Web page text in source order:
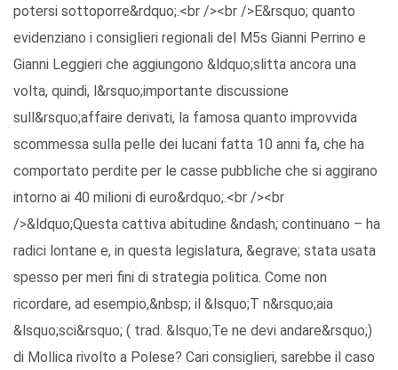
potersi sottoporre&rdquo;.<br /><br />E&rsquo; quanto
evidenziano i consiglieri regionali del M5s Gianni Perrino e
Gianni Leggieri che aggiungono &ldquo;slitta ancora una
volta, quindi, l&rsquo;importante discussione
sull&rsquo;affaire derivati, la famosa quanto improvvida
scommessa sulla pelle dei lucani fatta 10 anni fa, che ha
comportato perdite per le casse pubbliche che si aggirano
intorno ai 40 milioni di euro&rdquo;.<br /><br
/>&ldquo;Questa cattiva abitudine &ndash; continuano – ha
radici lontane e, in questa legislatura, &egrave; stata usata
spesso per meri fini di strategia politica. Come non
ricordare, ad esempio,&nbsp; il &lsquo;T n&rsquo;aia
&lsquo;sci&rsquo; ( trad. &lsquo;Te ne devi andare&rsquo;)
di Mollica rivolto a Polese? Cari consiglieri, sarebbe il caso